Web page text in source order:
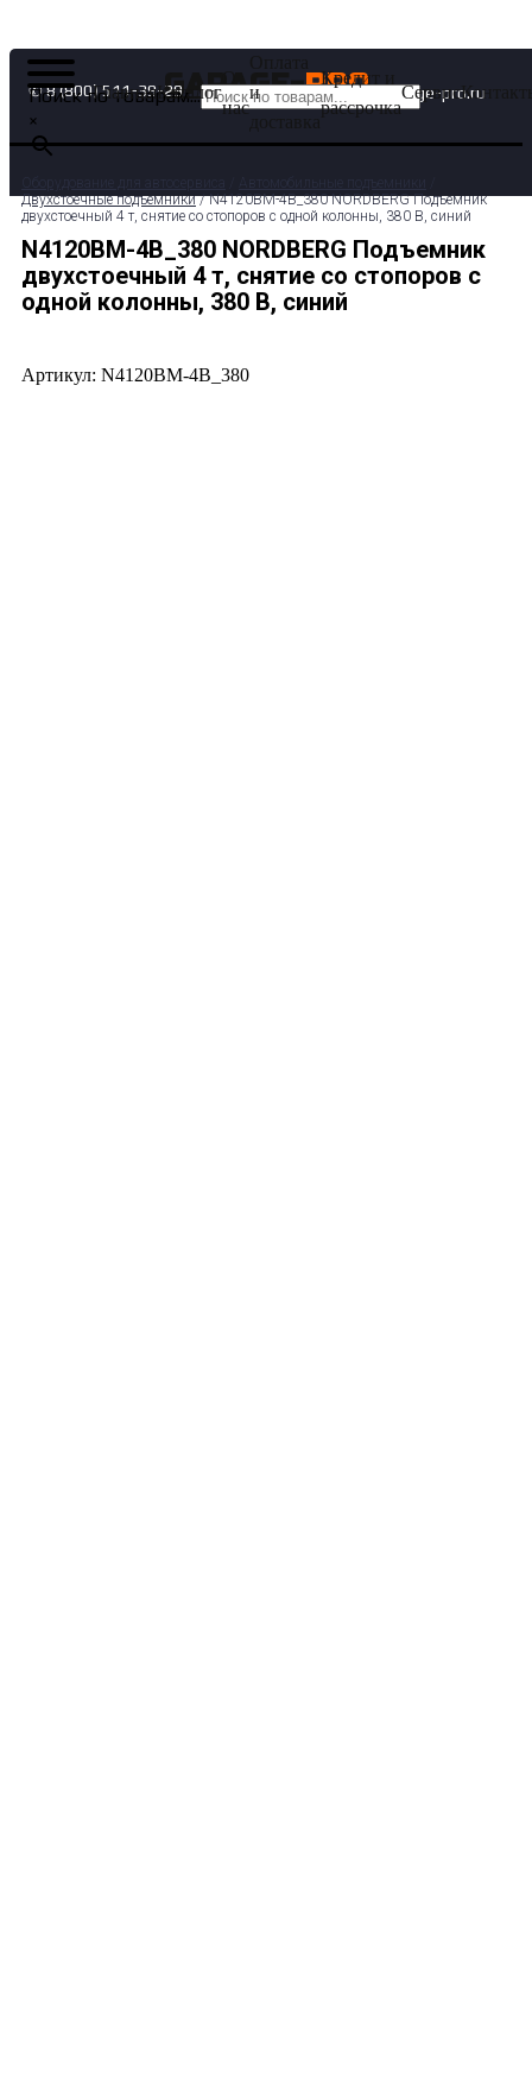
GARAGE-PRO
ГлавнаяКаталог
нас
и
Кредит и
рассрочка
Сервис
✆ 8 (800) 511-39-29 ✉ info@garage-pro.ru
Поиск по товарам...
×
Двухстоечные подъемники/ N4120BM-4B_380 NORDBERG Подъемник
двухстоечный 4 т, снятие со стопоров с одной колонны, 380 В, синий
N4120BM-4B_380 NORDBERG Подъемник
двухстоечный 4 т, снятие со стопоров с
одной колонны, 380 В, синий
Артикул: N4120BM-4B_380